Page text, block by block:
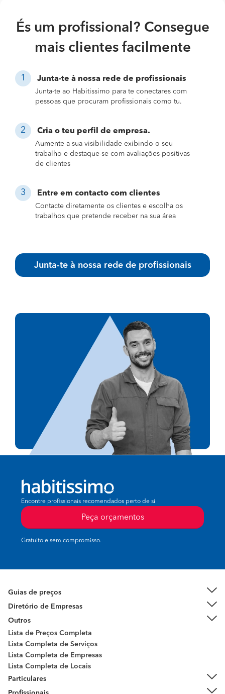
És um profissional? Consegue
mais clientes facilmente
Junta-te à nossa rede de profissionais
Junta-te ao Habitissimo para te conectares com
pessoas que procuram profissionais como tu.
Cria o teu perfil de empresa.
Aumente a sua visibilidade exibindo o seu
trabalho e destaque-se com avaliações positivas
de clientes
Entre em contacto com clientes
Contacte diretamente os clientes e escolha os
trabalhos que pretende receber na sua área
Junta-te à nossa rede de profissionais
Encontre profissionais recomendados perto de si
Peça orçamentos
Gratuito e sem compromisso.
Guias de preços
Diretório de Empresas
Outros
Lista de Preços Completa
Lista Completa de Serviços
Lista Completa de Empresas
Lista Completa de Locais
Particulares